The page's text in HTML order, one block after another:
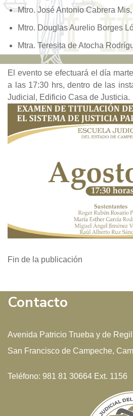
Mtro. José Antonio Cabrera
Mtro. Douglas Aurelio Borges
Mtra. Teresita de Atocha
El evento se efectuará el día
a las 17:30 hrs, dentro de las
Judicial, Edificio Casa de Justicia.
Fin de la publicación
Contacto
Avenida Patricio Trueba y de
San Francisco de Campeche,
Teléfono: 981 81 30664 Ext. 1156